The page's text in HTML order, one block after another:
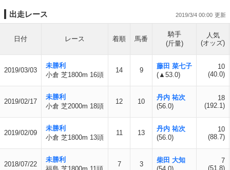
出走レース 2019/3/4 00:00
日付 レース 着順 馬番
騎手
(斤量)
人気
(オッズ)
2019/03/03
未勝利
小倉 芝1800m 16頭
14 9
藤田 菜七子
(▲53.0)
10
(40.0)
2019/02/17
未勝利
小倉 芝2000m 18頭
12 10
丹内 祐次
(56.0)
18
(192.1)
2019/02/09
未勝利
小倉 芝1800m 13頭
11 13
丹内 祐次
(56.0)
10
(88.7)
2018/07/22
未勝利
7 3
柴田 大知
7
(51.8)